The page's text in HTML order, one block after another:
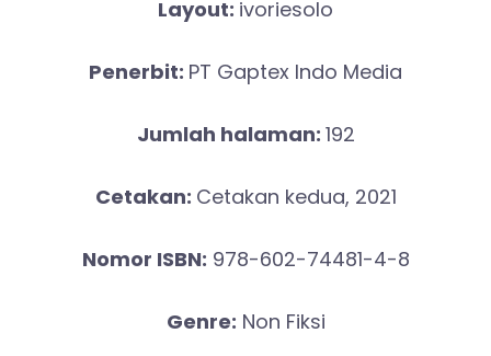
Layout: ivoriesolo
Penerbit: PT Gaptex Indo Media
Jumlah halaman: 192
Cetakan: Cetakan kedua, 2021
Nomor ISBN: 978-602-74481-4-8
Genre: Non Fiksi